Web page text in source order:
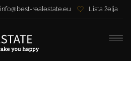
info@best-realestate.eu Lista želja